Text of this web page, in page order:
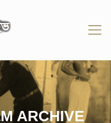
ARCHIVE